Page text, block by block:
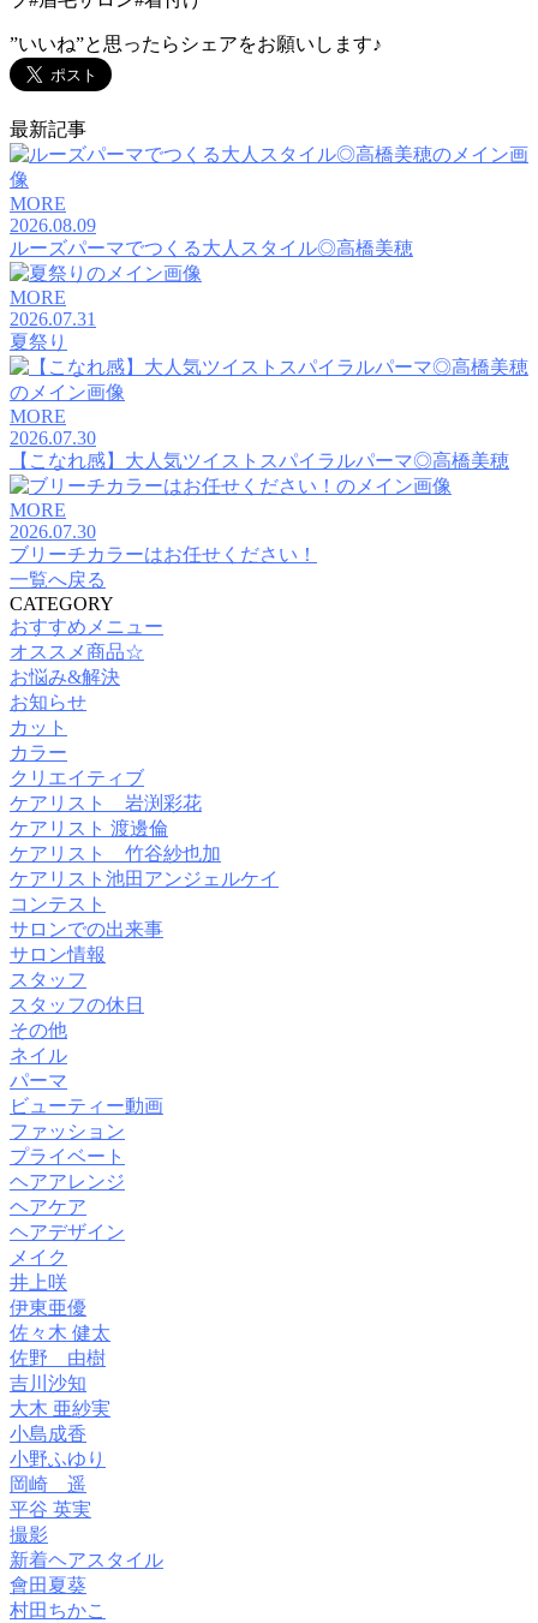
”いいね”と思ったらシェアをお願いします♪
最新記事
MORE
2026.08.09
ルーズパーマでつくる大人スタイル◎高橋美穂
MORE
2026.07.31
夏祭り
MORE
2026.07.30
【こなれ感】大人気ツイストスパイラルパーマ◎高橋美穂
MORE
2026.07.30
ブリーチカラーはお任せください！
一覧へ戻る
CATEGORY
おすすめメニュー
オススメ商品☆
お悩み&解決
お知らせ
カット
カラー
クリエイティブ
ケアリスト 岩渕彩花
ケアリスト 渡邊倫
ケアリスト 竹谷紗也加
ケアリスト池田アンジェルケイ
コンテスト
サロンでの出来事
サロン情報
スタッフ
スタッフの休日
その他
ネイル
パーマ
ビューティー動画
ファッション
プライベート
ヘアアレンジ
ヘアケア
ヘアデザイン
メイク
井上咲
伊東亜優
佐々木 健太
佐野 由樹
吉川沙知
大木 亜紗実
小島成香
小野ふゆり
岡崎 遥
平谷 英実
撮影
新着ヘアスタイル
會田夏葵
村田ちかこ